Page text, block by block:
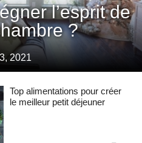
l’esprit de
?
2021
Top alimentations pour créer
le meilleur petit déjeuner